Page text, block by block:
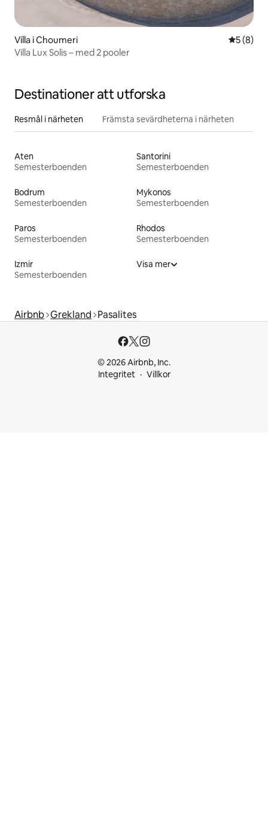
Villa i Choumeri 5 av 5 i
5 (8)
Villa Lux Solis – med 2 pooler
Destinationer att utforska
Resmål i närheten Främsta sevärdheterna i närheten
Aten
Semesterboenden
Santorini
Semesterboenden
Bodrum
Semesterboenden
Mykonos
Semesterboenden
Paros
Semesterboenden
Rhodos
Semesterboenden
Izmir
Semesterboenden
Visa mer
Airbnb Grekland Pasalites
© 2026 Airbnb, Inc.
Integritet
Villkor